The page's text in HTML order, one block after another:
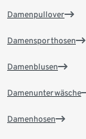
Damenpullover
Damensporthosen
Damenblusen
Damenunterwäsche
Damenhosen